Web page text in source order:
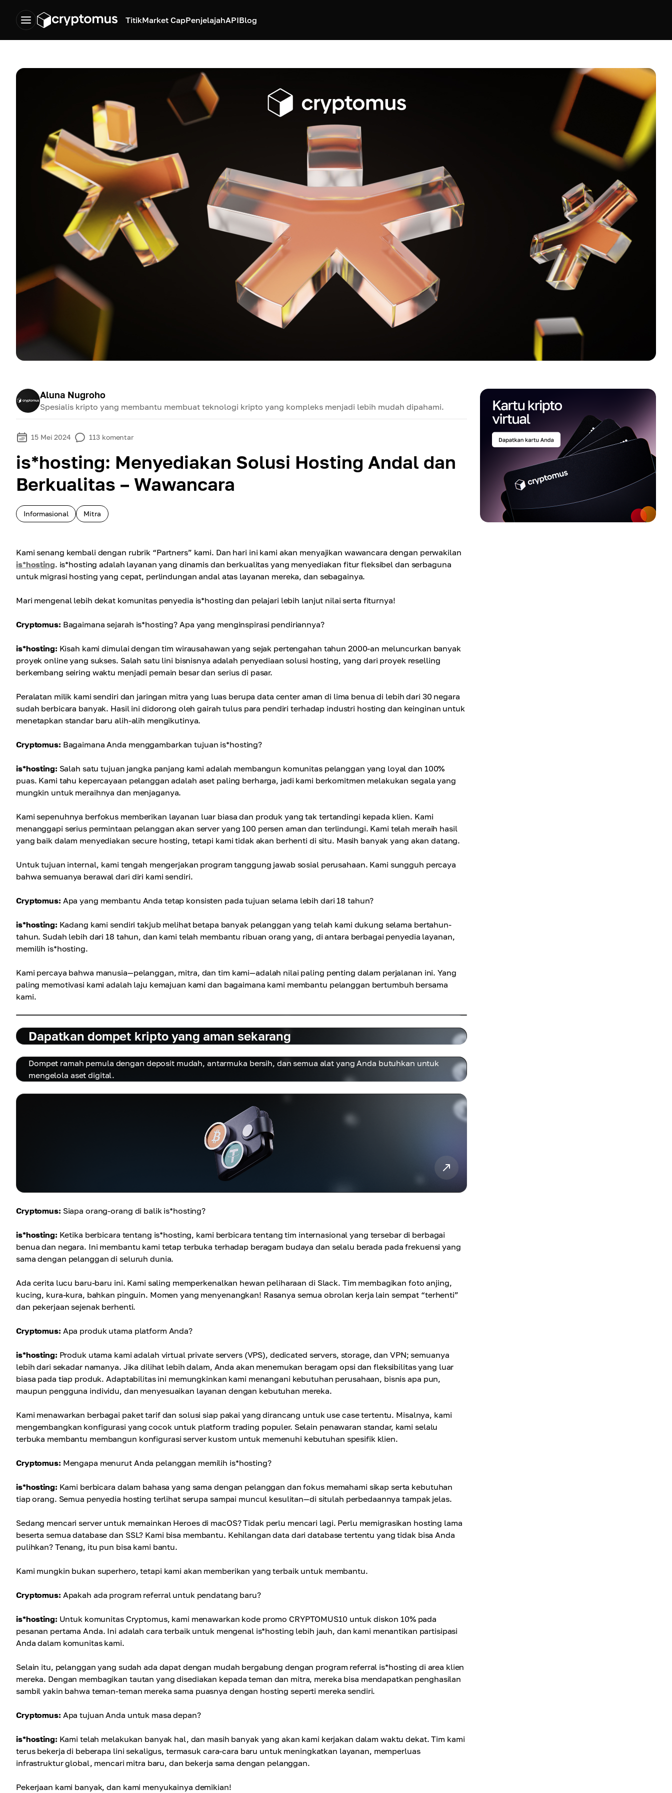
TitikMarket CapPenjelajahAPIBlog
Aluna Nugroho
Spesialis kripto yang membantu membuat teknologi kripto yang kompleks menjadi lebih mudah dipahami.
15 Mei 2024 113 komentar
is*hosting: Menyediakan Solusi Hosting Andal dan
Berkualitas – Wawancara
Informasional Mitra
Kami senang kembali dengan rubrik “Partners” kami. Dan hari ini kami akan menyajikan wawancara dengan perwakilan
is*hosting. is*hosting adalah layanan yang dinamis dan berkualitas yang menyediakan fitur fleksibel dan serbaguna
untuk migrasi hosting yang cepat, perlindungan andal atas layanan mereka, dan sebagainya.
Mari mengenal lebih dekat komunitas penyedia is*hosting dan pelajari lebih lanjut nilai serta fiturnya!
Cryptomus: Bagaimana sejarah is*hosting? Apa yang menginspirasi pendiriannya?
is*hosting: Kisah kami dimulai dengan tim wirausahawan yang sejak pertengahan tahun 2000-an meluncurkan banyak
proyek online yang sukses. Salah satu lini bisnisnya adalah penyediaan solusi hosting, yang dari proyek reselling
berkembang seiring waktu menjadi pemain besar dan serius di pasar.
Peralatan milik kami sendiri dan jaringan mitra yang luas berupa data center aman di lima benua di lebih dari 30 negara
sudah berbicara banyak. Hasil ini didorong oleh gairah tulus para pendiri terhadap industri hosting dan keinginan untuk
menetapkan standar baru alih-alih mengikutinya.
Cryptomus: Bagaimana Anda menggambarkan tujuan is*hosting?
is*hosting: Salah satu tujuan jangka panjang kami adalah membangun komunitas pelanggan yang loyal dan 100%
puas. Kami tahu kepercayaan pelanggan adalah aset paling berharga, jadi kami berkomitmen melakukan segala yang
mungkin untuk meraihnya dan menjaganya.
Kami sepenuhnya berfokus memberikan layanan luar biasa dan produk yang tak tertandingi kepada klien. Kami
menanggapi serius permintaan pelanggan akan server yang 100 persen aman dan terlindungi. Kami telah meraih hasil
yang baik dalam menyediakan secure hosting, tetapi kami tidak akan berhenti di situ. Masih banyak yang akan datang.
Untuk tujuan internal, kami tengah mengerjakan program tanggung jawab sosial perusahaan. Kami sungguh percaya
bahwa semuanya berawal dari diri kami sendiri.
Cryptomus: Apa yang membantu Anda tetap konsisten pada tujuan selama lebih dari 18 tahun?
is*hosting: Kadang kami sendiri takjub melihat betapa banyak pelanggan yang telah kami dukung selama bertahun-
tahun. Sudah lebih dari 18 tahun, dan kami telah membantu ribuan orang yang, di antara berbagai penyedia layanan,
memilih is*hosting.
Kami percaya bahwa manusia—pelanggan, mitra, dan tim kami—adalah nilai paling penting dalam perjalanan ini. Yang
paling memotivasi kami adalah laju kemajuan kami dan bagaimana kami membantu pelanggan bertumbuh bersama
kami.
Dapatkan dompet kripto yang aman sekarang
Dompet ramah pemula dengan deposit mudah, antarmuka bersih, dan semua alat yang Anda butuhkan untuk
mengelola aset digital.
Cryptomus: Siapa orang-orang di balik is*hosting?
is*hosting: Ketika berbicara tentang is*hosting, kami berbicara tentang tim internasional yang tersebar di berbagai
benua dan negara. Ini membantu kami tetap terbuka terhadap beragam budaya dan selalu berada pada frekuensi yang
sama dengan pelanggan di seluruh dunia.
Ada cerita lucu baru-baru ini. Kami saling memperkenalkan hewan peliharaan di Slack. Tim membagikan foto anjing,
kucing, kura-kura, bahkan pinguin. Momen yang menyenangkan! Rasanya semua obrolan kerja lain sempat “terhenti”
dan pekerjaan sejenak berhenti.
Cryptomus: Apa produk utama platform Anda?
is*hosting: Produk utama kami adalah virtual private servers (VPS), dedicated servers, storage, dan VPN; semuanya
lebih dari sekadar namanya. Jika dilihat lebih dalam, Anda akan menemukan beragam opsi dan fleksibilitas yang luar
biasa pada tiap produk. Adaptabilitas ini memungkinkan kami menangani kebutuhan perusahaan, bisnis apa pun,
maupun pengguna individu, dan menyesuaikan layanan dengan kebutuhan mereka.
Kami menawarkan berbagai paket tarif dan solusi siap pakai yang dirancang untuk use case tertentu. Misalnya, kami
mengembangkan konfigurasi yang cocok untuk platform trading populer. Selain penawaran standar, kami selalu
terbuka membantu membangun konfigurasi server kustom untuk memenuhi kebutuhan spesifik klien.
Cryptomus: Mengapa menurut Anda pelanggan memilih is*hosting?
is*hosting: Kami berbicara dalam bahasa yang sama dengan pelanggan dan fokus memahami sikap serta kebutuhan
tiap orang. Semua penyedia hosting terlihat serupa sampai muncul kesulitan—di situlah perbedaannya tampak jelas.
Sedang mencari server untuk memainkan Heroes di macOS? Tidak perlu mencari lagi. Perlu memigrasikan hosting lama
beserta semua database dan SSL? Kami bisa membantu. Kehilangan data dari database tertentu yang tidak bisa Anda
pulihkan? Tenang, itu pun bisa kami bantu.
Kami mungkin bukan superhero, tetapi kami akan memberikan yang terbaik untuk membantu.
Cryptomus: Apakah ada program referral untuk pendatang baru?
is*hosting: Untuk komunitas Cryptomus, kami menawarkan kode promo CRYPTOMUS10 untuk diskon 10% pada
pesanan pertama Anda. Ini adalah cara terbaik untuk mengenal is*hosting lebih jauh, dan kami menantikan partisipasi
Anda dalam komunitas kami.
Selain itu, pelanggan yang sudah ada dapat dengan mudah bergabung dengan program referral is*hosting di area klien
mereka. Dengan membagikan tautan yang disediakan kepada teman dan mitra, mereka bisa mendapatkan penghasilan
sambil yakin bahwa teman-teman mereka sama puasnya dengan hosting seperti mereka sendiri.
Cryptomus: Apa tujuan Anda untuk masa depan?
is*hosting: Kami telah melakukan banyak hal, dan masih banyak yang akan kami kerjakan dalam waktu dekat. Tim kami
terus bekerja di beberapa lini sekaligus, termasuk cara-cara baru untuk meningkatkan layanan, memperluas
infrastruktur global, mencari mitra baru, dan bekerja sama dengan pelanggan.
Pekerjaan kami banyak, dan kami menyukainya demikian!